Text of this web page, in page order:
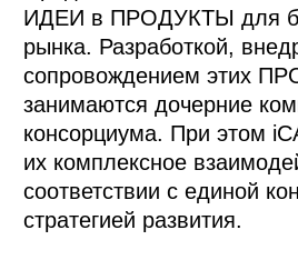
ИДЕИ в ПРОДУКТЫ для
рынка. Разработкой,
сопровождением этих
занимаются дочерние
консорциума. При этом
их комплексное
соответствии с единой
стратегией развития.